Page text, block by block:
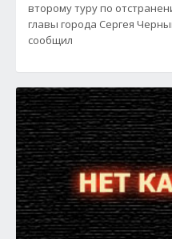
второму туру по
главы города Сергея
сообщил